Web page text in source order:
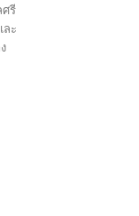
รี
ละ